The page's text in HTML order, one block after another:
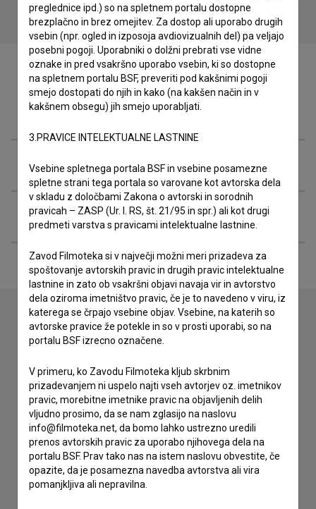
Filmografija (12)
Nagrade in nominacije
Razširjeni podatki
Stik z uredništvom
stik z uredništvom Baze slovenskih filmov. Veseli bomo vaših
odzivov.
imam vprašanje
prijavljam napako
želim dodati podatke
drugo
preglednice ipd.) so na spletnem portalu dostopne
brezplačno in brez omejitev. Za dostop ali uporabo drugih
vsebin (npr. ogled in izposoja avdiovizualnih del) pa veljajo
posebni pogoji. Uporabniki o dolžni prebrati vse vidne
oznake in pred vsakršno uporabo vsebin, ki so dostopne
na spletnem portalu BSF, preveriti pod kakšnimi pogoji
smejo dostopati do njih in kako (na kakšen način in v
kakšnem obsegu) jih smejo uporabljati.
3.PRAVICE INTELEKTUALNE LASTNINE
Vsebine spletnega portala BSF in vsebine posamezne
spletne strani tega portala so varovane kot avtorska dela
v skladu z določbami Zakona o avtorski in sorodnih
pravicah – ZASP (Ur. l. RS, št. 21/95 in spr.) ali kot drugi
predmeti varstva s pravicami intelektualne lastnine.
Zavod Filmoteka si v največji možni meri prizadeva za
spoštovanje avtorskih pravic in drugih pravic intelektualne
lastnine in zato ob vsakršni objavi navaja vir in avtorstvo
dela oziroma imetništvo pravic, če je to navedeno v viru, iz
katerega se črpajo vsebine objav. Vsebine, na katerih so
avtorske pravice že potekle in so v prosti uporabi, so na
portalu BSF izrecno označene.
V primeru, ko Zavodu Filmoteka kljub skrbnim
prizadevanjem ni uspelo najti vseh avtorjev oz. imetnikov
pravic, morebitne imetnike pravic na objavljenih delih
vljudno prosimo, da se nam zglasijo na naslovu
info@filmoteka.net, da bomo lahko ustrezno uredili
prenos avtorskih pravic za uporabo njihovega dela na
portalu BSF. Prav tako nas na istem naslovu obvestite, če
opazite, da je posamezna navedba avtorstva ali vira
pomanjkljiva ali nepravilna.